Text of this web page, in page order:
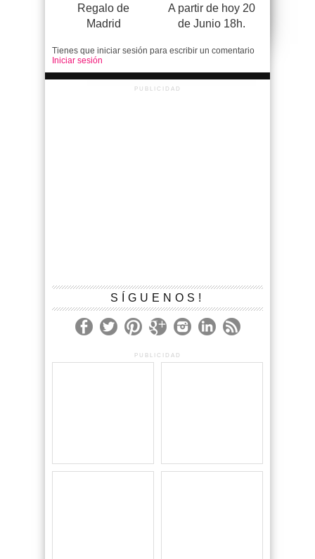
Regalo de
Madrid
A partir de hoy 20
de Junio 18h.
Tienes que iniciar sesión para escribir un comentario
Iniciar sesión
PUBLICIDAD
SÍGUENOS!
PUBLICIDAD